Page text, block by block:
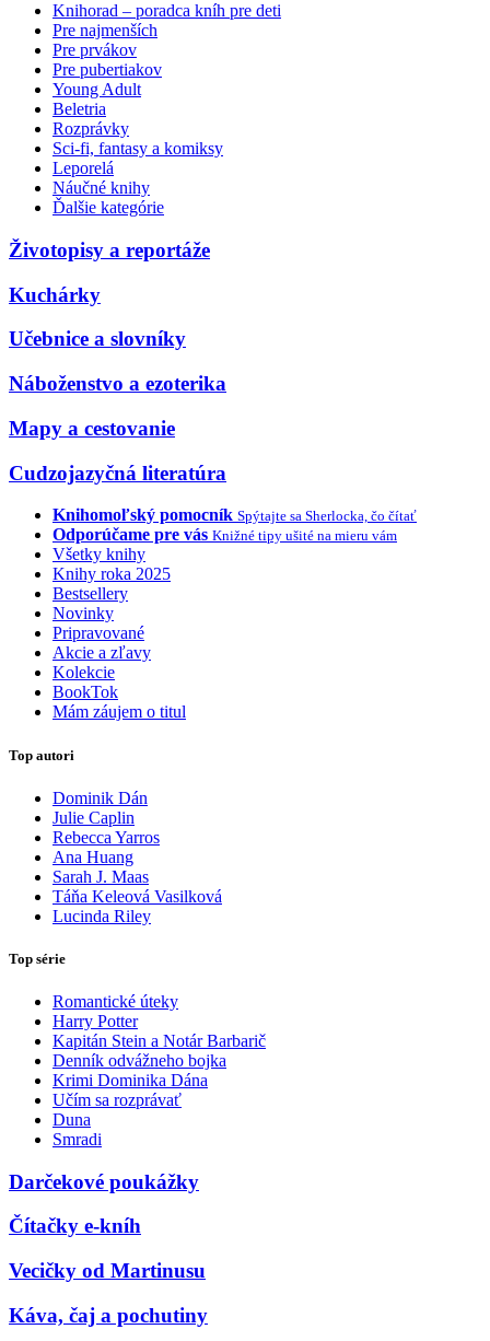
Knihorad – poradca kníh pre deti
Pre najmenších
Pre prvákov
Pre pubertiakov
Young Adult
Beletria
Rozprávky
Sci-fi, fantasy a komiksy
Leporelá
Náučné knihy
Ďalšie kategórie
Životopisy a reportáže
Kuchárky
Učebnice a slovníky
Náboženstvo a ezoterika
Mapy a cestovanie
Cudzojazyčná literatúra
Knihomoľský pomocník Spýtajte sa Sherlocka, čo čítať
Odporúčame pre vás Knižné tipy ušité na mieru vám
Všetky knihy
Knihy roka 2025
Bestsellery
Novinky
Pripravované
Akcie a zľavy
Kolekcie
BookTok
Mám záujem o titul
Top autori
Dominik Dán
Julie Caplin
Rebecca Yarros
Ana Huang
Sarah J. Maas
Táňa Keleová Vasilková
Lucinda Riley
Top série
Romantické úteky
Harry Potter
Kapitán Stein a Notár Barbarič
Denník odvážneho bojka
Krimi Dominika Dána
Učím sa rozprávať
Duna
Smradi
Darčekové poukážky
Čítačky e-kníh
Vecičky od Martinusu
Káva, čaj a pochutiny